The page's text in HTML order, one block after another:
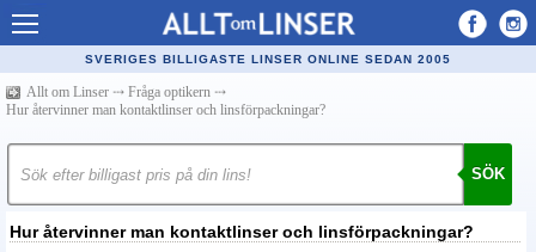
Allt om Linser
Billiga kontaktlinser
Återförsäljare linser
Populära linser
SVERIGES BILLIGASTE LINSER ONLINE SEDAN 2005
Allt om Linser ⤏ Fråga optikern ⤏
Hur återvinner man kontaktlinser och linsförpackningar?
SÖK
Hur återvinner man kontaktlinser och linsförpackningar?